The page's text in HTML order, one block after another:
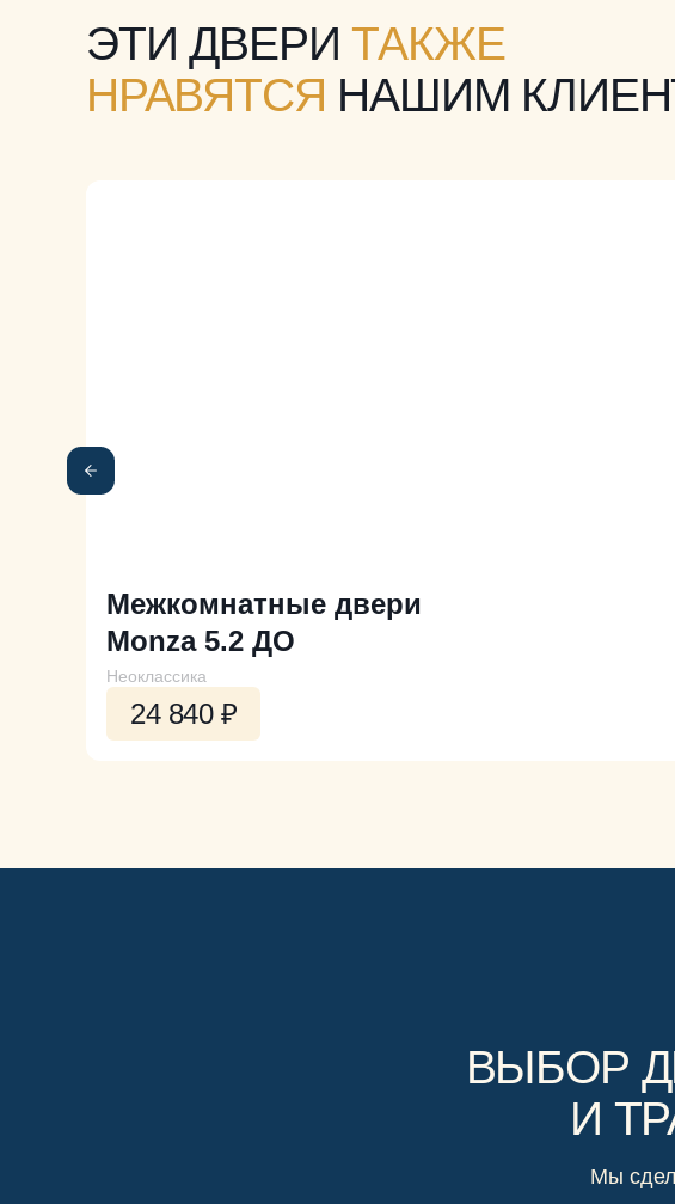
ЭТИ ДВЕРИ ТАКЖЕ
НРАВЯТСЯ НАШИМ
Межкомнатные двери
Monza 5.2 ДО
Неоклассика
24 840 ₽
ВЫБОР
И
Мы